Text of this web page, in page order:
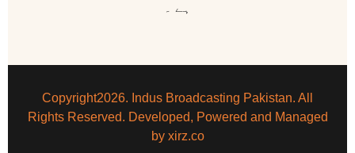
ہے ۔
Copyright2026. Indus Broadcasting Pakistan. All
Rights Reserved. Developed, Powered and Managed
by xirz.co